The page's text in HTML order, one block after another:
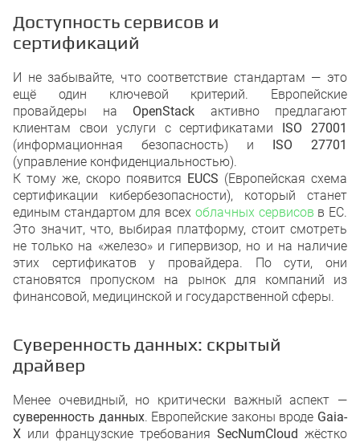
Доступность сервисов и
сертификаций
И не забывайте, что соответствие стандартам — это
ещё один ключевой критерий. Европейские
провайдеры на OpenStack активно предлагают
клиентам свои услуги с сертификатами
ISO 27001
(информационная безопасность) и
ISO 27701
(управление конфиденциальностью).
К тому же, скоро появится EUCS (Европейская схема
сертификации кибербезопасности), который станет
единым стандартом для всех облачных сервисов в ЕС.
Это значит, что, выбирая платформу, стоит смотреть
не только на «железо» и гипервизор, но и на наличие
этих сертификатов у провайдера. По сути, они
становятся пропуском на рынок для компаний из
финансовой, медицинской и государственной сферы.
Суверенность данных: скрытый
драйвер
Менее очевидный, но критически важный аспект —
суверенность данных. Европейские законы вроде Gaia-
X или французские требования SecNumCloud жёстко